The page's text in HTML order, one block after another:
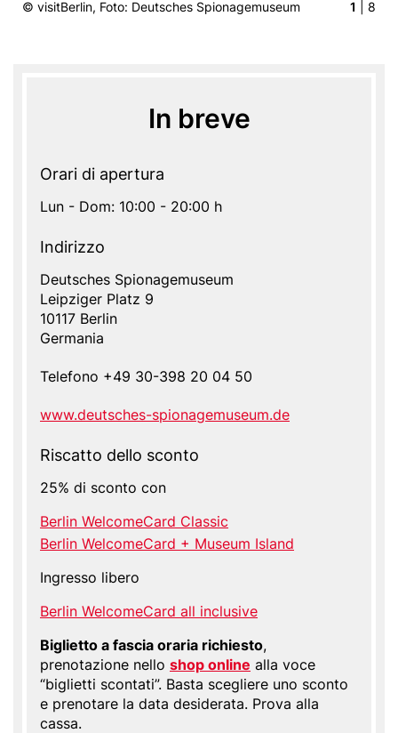
© visitBerlin, Foto: Deutsches Spionagemuseum 1 | 8
In breve
Orari di apertura
Lun - Dom: 10:00 - 20:00 h
Indirizzo
Address
Name
Deutsches Spionagemuseum
Indirizzo
Leipziger Platz 9
10117 Berlin
Germania
Telefono +49 30-398 20 04 50
Website
www.deutsches-spionagemuseum.de
Riscatto dello sconto
25% di sconto con
Berlin WelcomeCard Classic
Berlin WelcomeCard + Museum Island
Ingresso libero
Berlin WelcomeCard all inclusive
Biglietto a fascia oraria richiesto,
prenotazione nello shop online alla voce
“biglietti scontati”. Basta scegliere uno sconto
e prenotare la data desiderata. Prova alla
cassa.